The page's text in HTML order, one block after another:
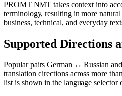
PROMT NMT takes context into
terminology, resulting in more
business, technical, and everyday
Supported Directions
Popular pairs German ↔ Russian
translation directions across more
list is shown in the language selector